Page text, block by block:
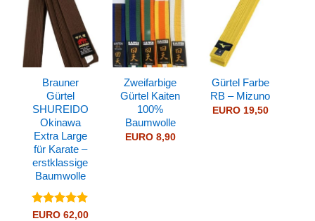
Brauner
Gürtel
SHUREIDO
Okinawa
Extra Large
für Karate –
erstklassige
Baumwolle
Bewertet
EURO62,00
Zweifarbige
Gürtel Kaiten
100%
Baumwolle
EURO8,90
Gürtel Farbe
RB – Mizuno
EURO19,50